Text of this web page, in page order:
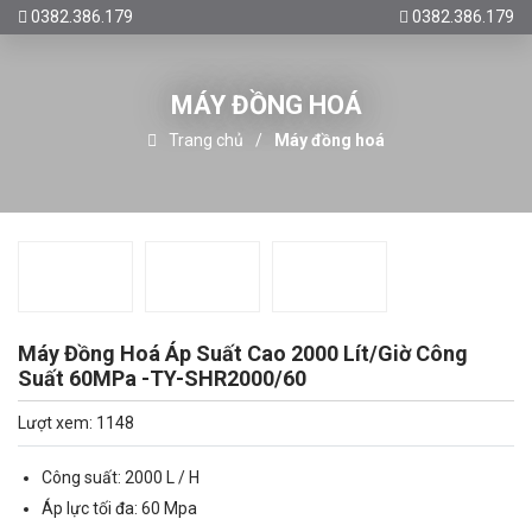
0382.386.179 0382.386.179
MÁY ĐỒNG HOÁ
Trang chủ Máy đồng hoá
Máy Đồng Hoá Áp Suất Cao 2000 Lít/Giờ Công
Suất 60MPa -TY-SHR2000/60
Lượt xem: 1148
Công suất: 2000 L / H
Áp lực tối đa: 60 Mpa